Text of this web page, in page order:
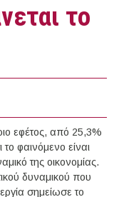
το
εφέτος, από 25,3%
φαινόμενο είναι
της οικονομίας.
δυναμικού που
σημείωσε το